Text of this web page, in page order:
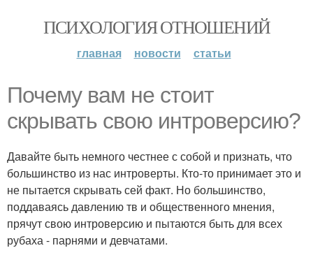
ПСИХОЛОГИЯ ОТНОШЕНИЙ
главная новости статьи
Почему вам не стоит
скрывать свою интроверсию?
Давайте быть немного честнее с собой и признать, что
большинство из нас интроверты. Кто-то принимает это и
не пытается скрывать сей факт. Но большинство,
поддаваясь давлению тв и общественного мнения,
прячут свою интроверсию и пытаются быть для всех
рубаха - парнями и девчатами.